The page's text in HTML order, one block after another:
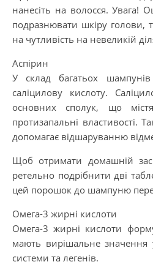
нанесіть на волосся. Увага!
подразнювати шкіру голови,
на чутливість на невеликій
Аспірин
У склад багатьох
саліцилову кислоту.
основних сполук, що
протизапальні властивості.
допомагає відшаруванню
Щоб отримати домашній
ретельно подрібнити дві
цей порошок до шампуню
Омега-3 жирні кислоти
Омега-3 жирні кислоти
мають вирішальне значення
системи та легенів.